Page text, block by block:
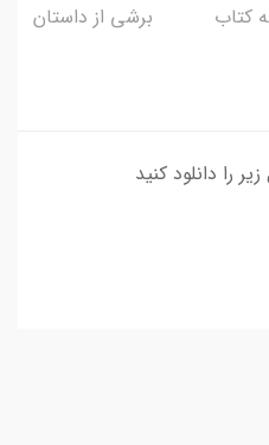
کتاب برشی از داستان
را دانلود کنید